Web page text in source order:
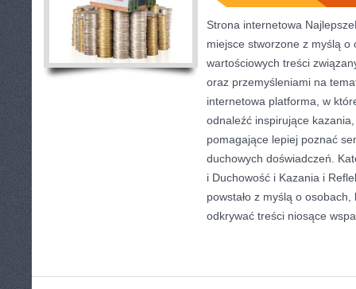
Strona internetowa
miejsce stworzone z myślą o
wartościowych treści
oraz przemyśleniami na
internetowa platforma, w
odnaleźć inspirujące
pomagające lepiej poznać
duchowych doświadczeń.
i Duchowość i Kazania i
powstało z myślą o
odkrywać treści niosące